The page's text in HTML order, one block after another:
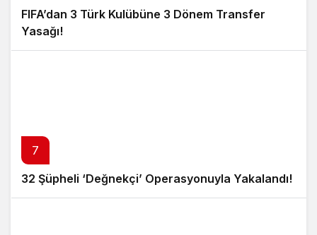
FIFA’dan 3 Türk Kulübüne 3 Dönem Transfer
Yasağı!
7
32 Şüpheli ‘Değnekçi’ Operasyonuyla Yakalandı!